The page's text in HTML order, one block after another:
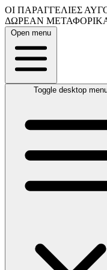
ΟΙ ΠΑΡΑΓΓΕΛΙΕΣ
ΔΩΡΕΑΝ
Open menu
Toggle desktop